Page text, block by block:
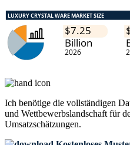
Ich benötige die vollständigen
und Wettbewerbslandschaft für
Umsatzschätzungen.